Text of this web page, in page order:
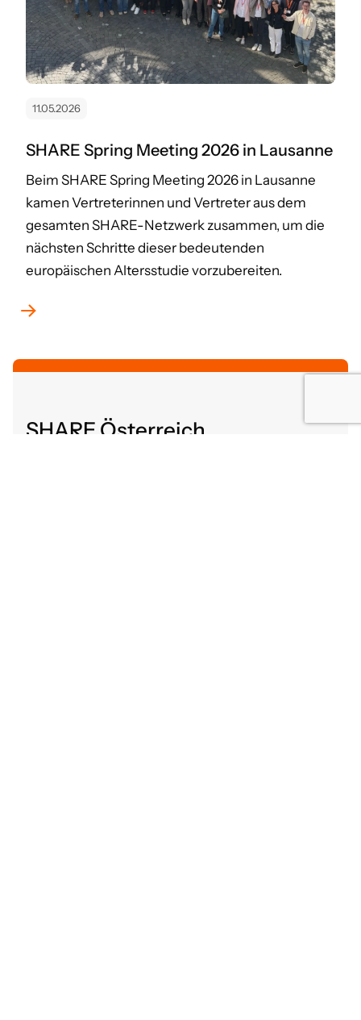
11.05.2026
SHARE Spring Meeting 2026 in Lausanne
Beim SHARE Spring Meeting 2026 in Lausanne
kamen Vertreterinnen und Vertreter aus dem
gesamten SHARE-Netzwerk zusammen, um die
nächsten Schritte dieser bedeutenden
europäischen Altersstudie vorzubereiten.
SHARE Österreich